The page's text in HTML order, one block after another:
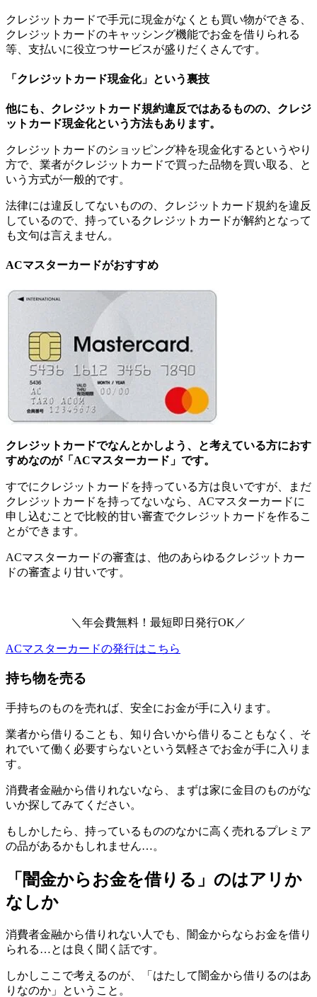
クレジットカードで手元に現金がなくとも買い物ができる、
クレジットカードのキャッシング機能でお金を借りられる
等、支払いに役立つサービスが盛りだくさんです。
「クレジットカード現金化」という裏技
他にも、クレジットカード規約違反ではあるものの、クレジ
ットカード現金化という方法もあります。
クレジットカードのショッピング枠を現金化するというやり
方で、業者がクレジットカードで買った品物を買い取る、と
いう方式が一般的です。
法律には違反してないものの、クレジットカード規約を違反
しているので、持っているクレジットカードが解約となって
も文句は言えません。
ACマスターカードがおすすめ
クレジットカードでなんとかしよう、と考えている方におす
すめなのが「ACマスターカード」です。
すでにクレジットカードを持っている方は良いですが、まだ
クレジットカードを持ってないなら、ACマスターカードに
申し込むことで比較的甘い審査でクレジットカードを作るこ
とができます。
ACマスターカードの審査は、他のあらゆるクレジットカー
ドの審査より甘いです。
＼年会費無料！最短即日発行OK／
ACマスターカードの発行はこちら
持ち物を売る
手持ちのものを売れば、安全にお金が手に入ります。
業者から借りることも、知り合いから借りることもなく、そ
れでいて働く必要すらないという気軽さでお金が手に入りま
す。
消費者金融から借りれないなら、まずは家に金目のものがな
いか探してみてください。
もしかしたら、持っているもののなかに高く売れるプレミア
の品があるかもしれません…。
「闇金からお金を借りる」のはアリか
なしか
消費者金融から借りれない人でも、闇金からならお金を借り
られる…とは良く聞く話です。
しかしここで考えるのが、「はたして闇金から借りるのはあ
りなのか」ということ。